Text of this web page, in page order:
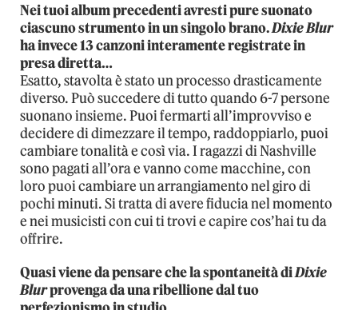
Nei tuoi album precedenti avresti pure suonato
ciascuno strumento in un singolo brano.Dixie Blur
ha invece 13 canzoni interamente registrate in
presa diretta…
Esatto, stavolta è stato un processo drasticamente
diverso. Può succedere di tutto quando 6-7 persone
suonano insieme. Puoi fermarti all’improvviso e
decidere di dimezzare il tempo, raddoppiarlo, puoi
cambiare tonalità e così via. I ragazzi di Nashville
sono pagati all’ora e vanno come macchine, con
loro puoi cambiare un arrangiamento nel giro di
pochi minuti. Si tratta di avere fiducia nel momento
e nei musicisti con cui ti trovi e capire cos’hai tu da
offrire.
Quasi viene da pensare che la spontaneità diDixie
Blurprovenga da una ribellione dal tuo